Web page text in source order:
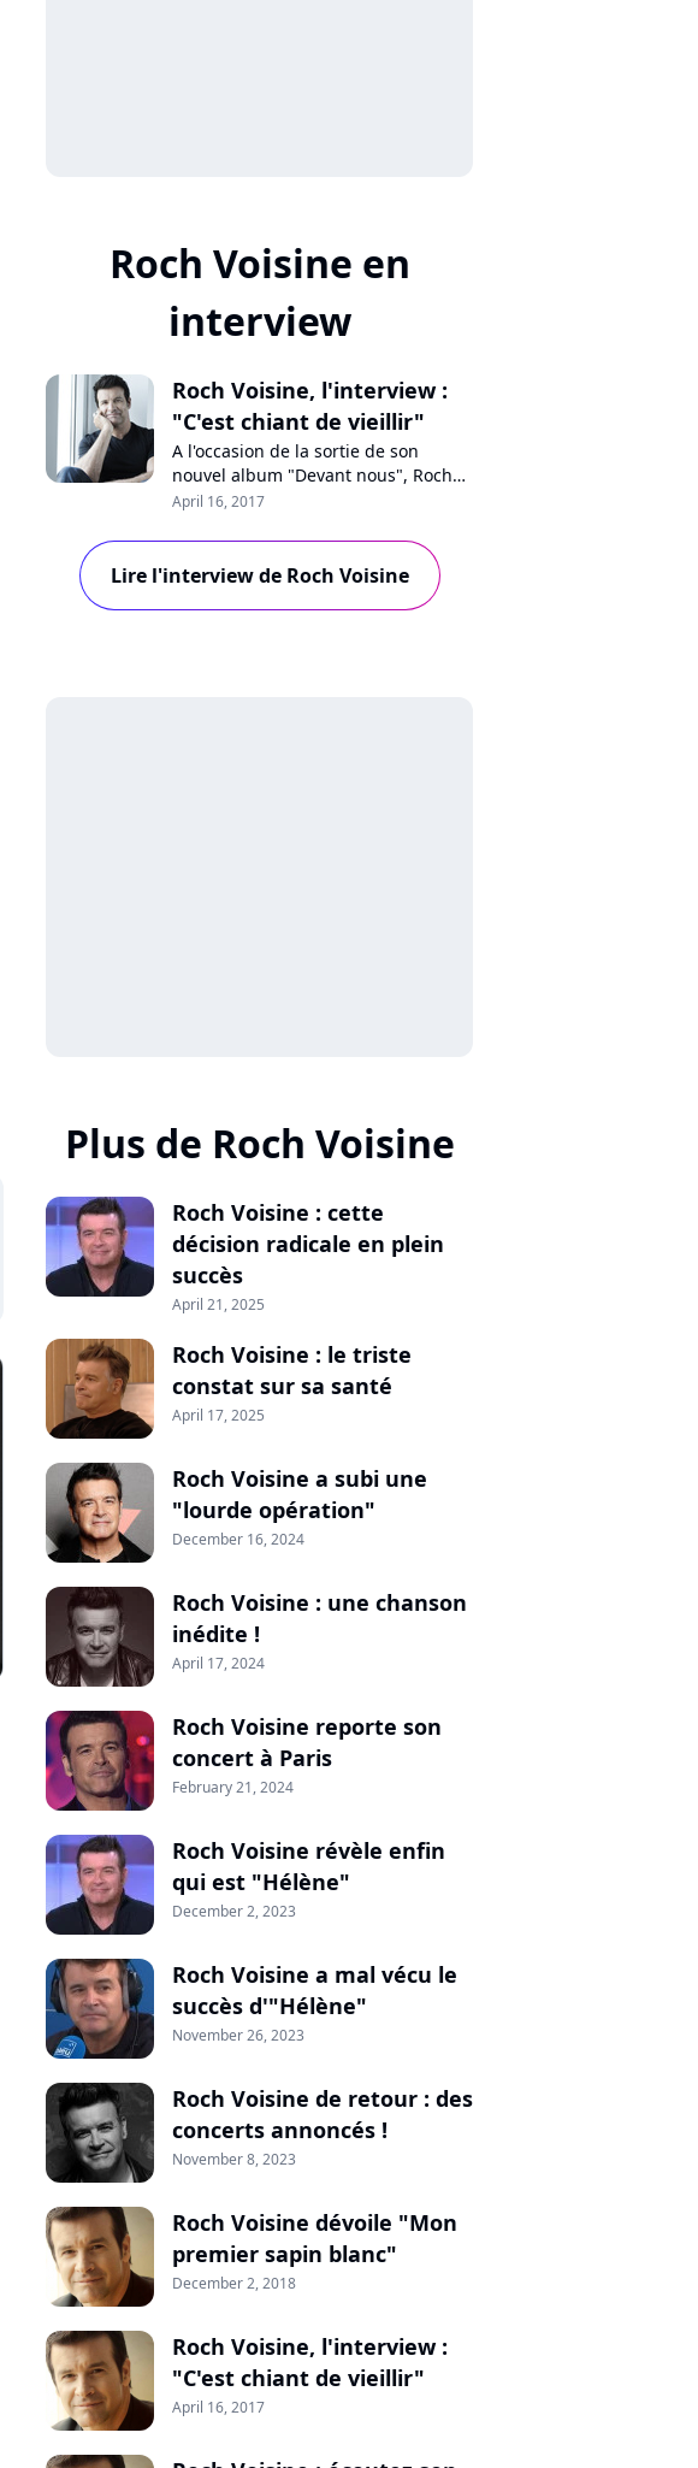
Roch Voisine en
interview
Roch Voisine, l'interview :
"C'est chiant de vieillir"
A l'occasion de la sortie de son
nouvel album "Devant nous", Roch
Voisine se confie à Pure Charts. Le
renouveau, son image de
romantique en France, ses
collaborations avec Patxi ou Luc
April 16, 2017
Lire l'interview de Roch Voisine
Plus de Roch Voisine
Roch Voisine : cette
décision radicale en plein
succès
April 21, 2025
Roch Voisine : le triste
constat sur sa santé
April 17, 2025
Roch Voisine a subi une
"lourde opération"
December 16, 2024
Roch Voisine : une chanson
inédite !
April 17, 2024
Roch Voisine reporte son
concert à Paris
February 21, 2024
Roch Voisine révèle enfin
qui est "Hélène"
December 2, 2023
Roch Voisine a mal vécu le
succès d'"Hélène"
November 26, 2023
Roch Voisine de retour : des
concerts annoncés !
November 8, 2023
Roch Voisine dévoile "Mon
premier sapin blanc"
December 2, 2018
Roch Voisine, l'interview :
"C'est chiant de vieillir"
April 16, 2017